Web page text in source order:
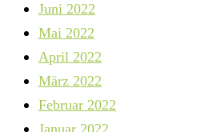
Juni 2022
Mai 2022
April 2022
März 2022
Februar 2022